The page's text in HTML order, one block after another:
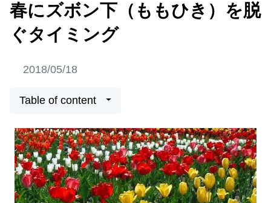
春にズボン下（ももひき）を脱
ぐタイミング
2018/05/18
Table of content